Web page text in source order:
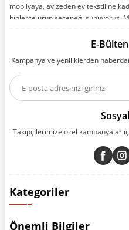
mobilyaya, avizeden ev tekstiline
binlerce ürün seçeneği sunuyoruz.
kusursuz ve keyifli bir alışveriş
Aynı zamanda App uygulamımızı
olanakları sunuyoruz.
esas alarak yürütüyoruz.
E-
Kampanya ve yeniliklerden
Takipçilerimize özel kampanyalar
Kategoriler
Önemli Bilgiler